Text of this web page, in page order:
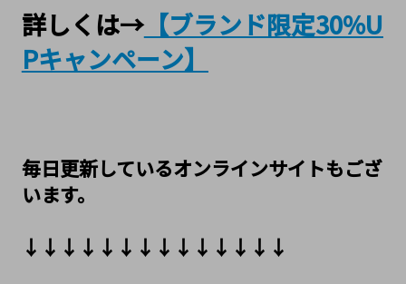
詳しくは→【ブランド限定30%U
Pキャンペーン】
毎日更新しているオンラインサイトもござ
います。
↓↓↓↓↓↓↓↓↓↓↓↓↓↓